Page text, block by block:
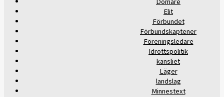
Elit
Förbundet
Förbundskaptener
Föreningsledare
Idrottspolitik
kansliet
Läger
landslag
Minnestext